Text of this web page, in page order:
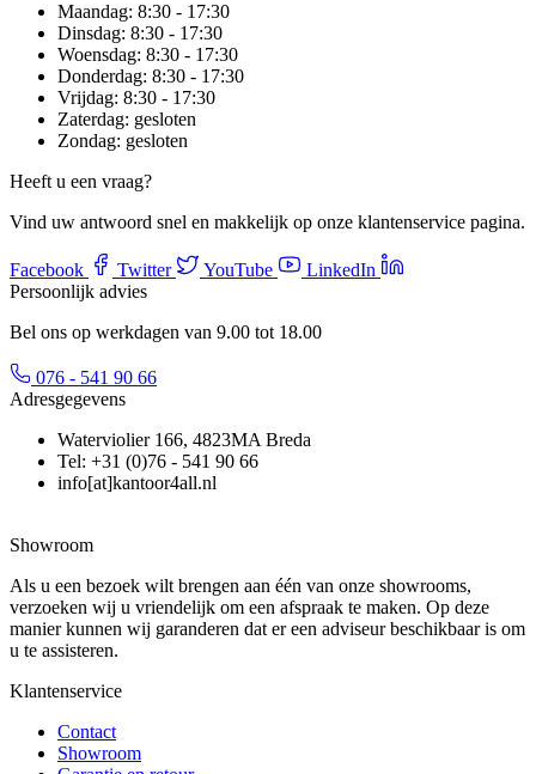
Maandag: 8:30 - 17:30
Dinsdag: 8:30 - 17:30
Woensdag: 8:30 - 17:30
Donderdag: 8:30 - 17:30
Vrijdag: 8:30 - 17:30
Zaterdag: gesloten
Zondag: gesloten
Heeft u een vraag?
Vind uw antwoord snel en makkelijk op onze klantenservice pagina.
Facebook Twitter YouTube
LinkedIn
Persoonlijk advies
Bel ons op werkdagen van 9.00 tot 18.00
076 - 541 90 66
Adresgegevens
Waterviolier 166, 4823MA Breda
Tel: +31 (0)76 - 541 90 66
info[at]kantoor4all.nl
Showroom
Als u een bezoek wilt brengen aan één van onze showrooms,
verzoeken wij u vriendelijk om een afspraak te maken. Op deze
manier kunnen wij garanderen dat er een adviseur beschikbaar is om
u te assisteren.
Klantenservice
Contact
Showroom